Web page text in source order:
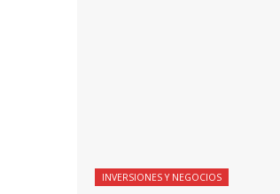
INVERSIONES Y NEGOCIOS